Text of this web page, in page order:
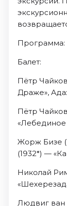
Программа:
Балет:
Пётр
Драже»,
Пётр
«Лебединое
Жорж Бизе
(1932*) —
Николай
Людвиг ван